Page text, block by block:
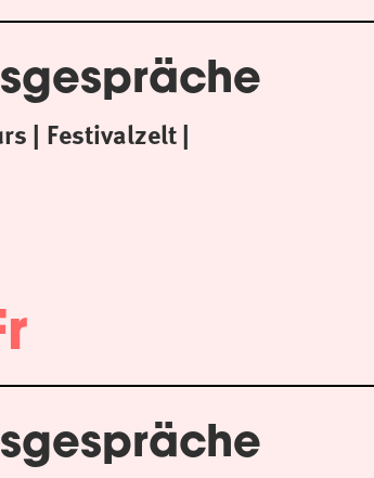
Festivalzelt